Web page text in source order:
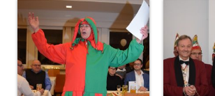
Jahreshaupt­versammlung 2014
50 Jahre MCC
# Session 2013/2014